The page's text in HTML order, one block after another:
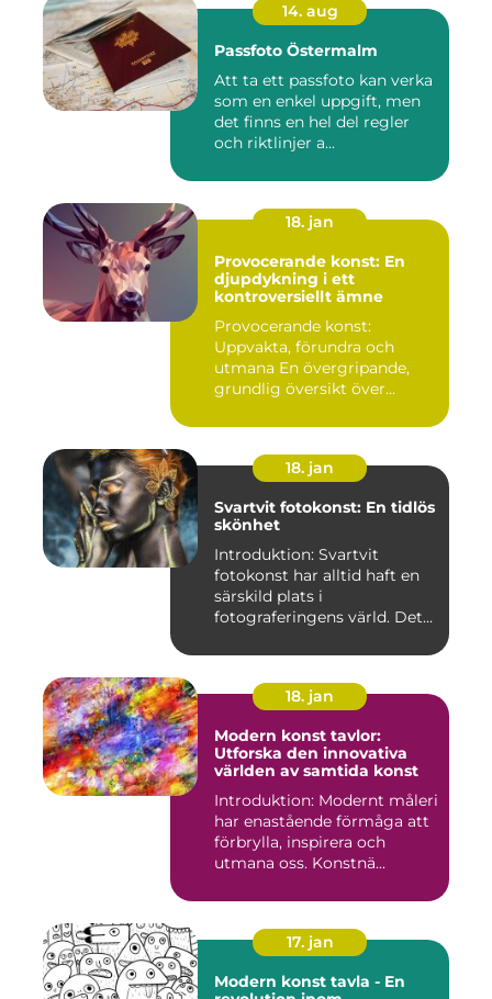
14. aug
Passfoto Östermalm
Att ta ett passfoto kan verka
som en enkel uppgift, men
det finns en hel del regler
och riktlinjer a...
18. jan
Provocerande konst: En
djupdykning i ett
kontroversiellt ämne
Provocerande konst:
Uppvakta, förundra och
utmana En övergripande,
grundlig översikt över
18. jan
Svartvit fotokonst: En tidlös
skönhet
Introduktion: Svartvit
fotokonst har alltid haft en
särskild plats i
fotograferingens värld. Det
18. jan
Modern konst tavlor:
Utforska den innovativa
världen av samtida konst
Introduktion: Modernt måleri
har enastående förmåga att
förbrylla, inspirera och
utmana oss. Konstnä...
17. jan
Modern konst tavla - En